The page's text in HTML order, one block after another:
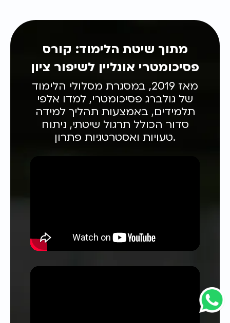
מתוך שיטת הלימוד: קורס
פסיכומטרי אונליין לשיפור ציון
מאז 2019, במסגרת מסלולי הלימוד
של גולברג פסיכומטרי, למדו אלפי
תלמידים, באמצעות תהליך למידה
סדור הכולל תרגול שיטתי, ניתוח
טעויות ואסטרטגיות פתרון.